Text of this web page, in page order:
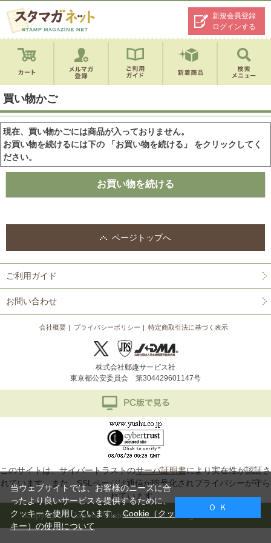
新規会員登録
ログインする
買い物かご
現在、買い物かごには商品が入っておりません。
お買い物を続けるには下の 「お買い物を続ける」 をクリックしてく
ださい。
ページトップへ
ご利用ガイド
お問い合わせ
会社概要 プライバシーポリシー 特定商取引法に基づく表示
株式会社郵趣サービス社
東京都公安委員会 第304429601147号
このサイトは、サイバートラストのサーバ証明書により実在性が認証さ
れています。また、SSLページは通信が暗号化されプライバシーが守ら
れています。
Copyright © Japan Philatelic Co., Ltd. All Rights Reserved.
当ウェブサイトでは、お客様のニーズに合
ったより良いサービスを提供するために、
クッキーを使用しています。Cookie（クッ
キー）の使用について
Ｏ Ｋ